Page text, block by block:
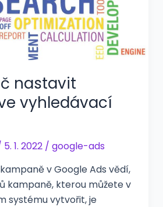
nastavit
vyhledávací
5. 1. 2022 / google-ads
v Google Ads vědí,
kampaně, kterou můžete v
systému vytvořit, je